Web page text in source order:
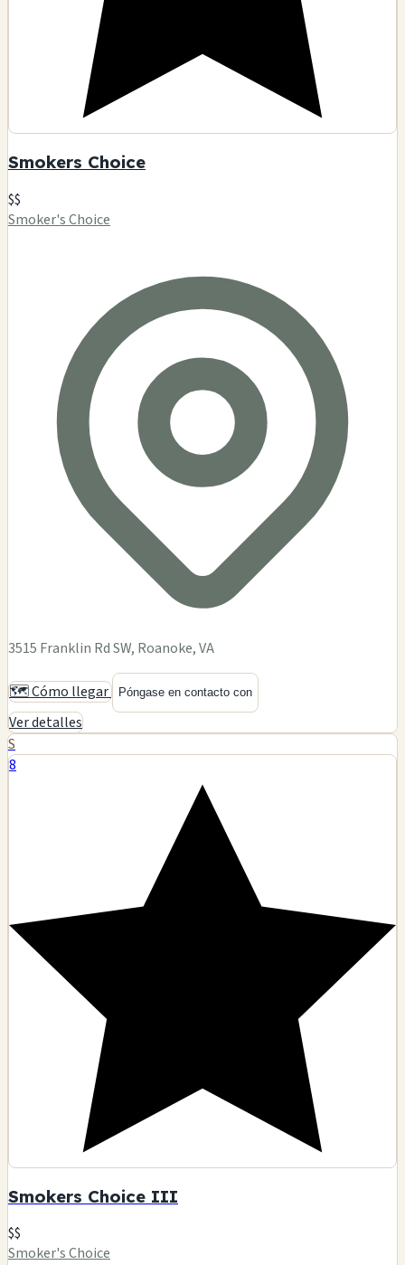
Smokers Choice
$$
Smoker's Choice
3515 Franklin Rd SW, Roanoke, VA
🗺️ Cómo llegar Póngase en contacto con
Ver detalles
S
8
Smokers Choice III
$$
Smoker's Choice